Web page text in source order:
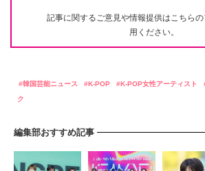
記事に関するご意見や情報提供はこちらの
用ください。
韓国芸能ニュース K-POP K-POP女性アーティスト
ク
編集部おすすめ記事